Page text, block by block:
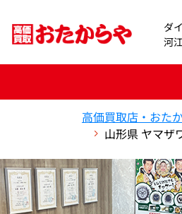
ダ
河
高価買取店・おた
山形県 ヤマザ